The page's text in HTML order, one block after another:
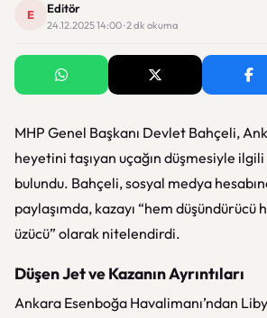
E Editör
24.12.2025 14:00 · 2 dk okuma
MHP Genel Başkanı Devlet Bahçeli,
heyetini taşıyan uçağın düşmesiyle
bulundu. Bahçeli, sosyal medya
paylaşımda, kazayı “hem düşündürücü
üzücü” olarak nitelendirdi.
Düşen Jet ve Kazanın Ayrıntıları
Ankara Esenboğa Havalimanı’ndan